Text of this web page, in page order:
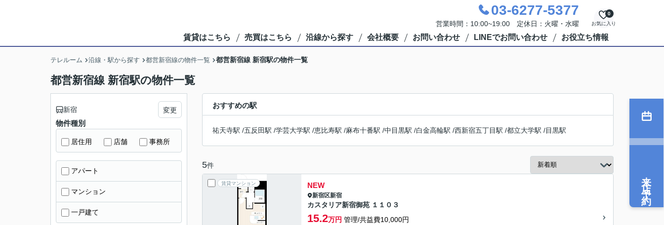
03-6277-5377
営業時間：10:00~19:00 定休日：火曜・水曜 お気に入り
0
賃貸はこちら 売買はこちら 沿線から探す 会社概要 お問い合わせ LINEでお問い合わせ お役立ち情報
テレルーム 沿線・駅から探す 都営新宿線の物件一覧 都営新宿線 新宿駅の物件一覧
都営新宿線 新宿駅の物件一覧
おすすめの駅
祐天寺駅 /五反田駅 /学芸大学駅 /恵比寿駅 /麻布十番駅 /中目黒駅 /白金高輪駅 /西新宿五丁目駅 /都立大学駅 /目黒駅
5件
賃貸マンション NEW
新宿区新宿
カスタリア新宿御苑 １１０３
15.2万円 管理/共益費10,000円
新宿 変更
物件種別
居住用 店舗 事務所
アパート
マンション
一戸建て
来店予約